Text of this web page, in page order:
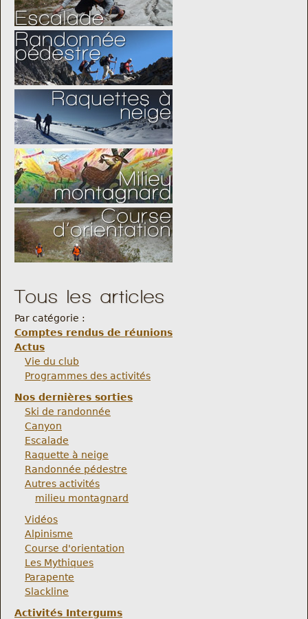
Tous les articles
Par catégorie :
Comptes rendus de réunions
Actus
Vie du club
Programmes des activités
Nos dernières sorties
Ski de randonnée
Canyon
Escalade
Raquette à neige
Randonnée pédestre
Autres activités
milieu montagnard
Vidéos
Alpinisme
Course d'orientation
Les Mythiques
Parapente
Slackline
Activités Intergums